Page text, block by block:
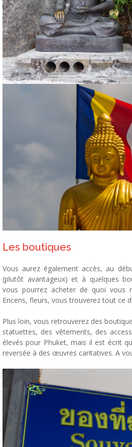
Les boutiques
Vous aurez également accès, au
(plutôt avantageux) et à quelques
vous pourrez acheter de quoi vous
Encens, fleurs, vous trouverez tout ce
Plus loin, vous retrouverez des
statuettes, des vêtements, des
élevés pour Phuket, mais il est écrit
reversée à des œuvres caritatives. A